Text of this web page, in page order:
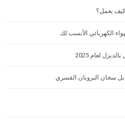
يعمل؟
الكهربائي الأنسب لك
سخان البروبان القسري